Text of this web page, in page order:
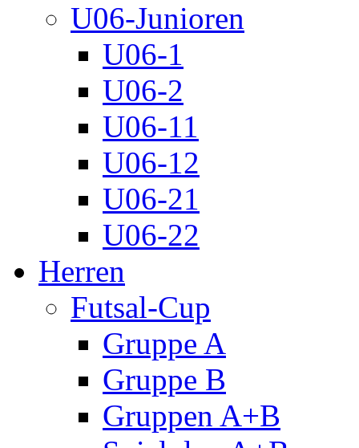
U06-Junioren
U06-1
U06-2
U06-11
U06-12
U06-21
U06-22
Herren
Futsal-Cup
Gruppe A
Gruppe B
Gruppen A+B